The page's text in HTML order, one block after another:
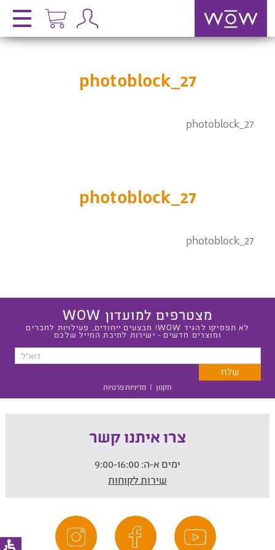
photoblock_27
photoblock_27
photoblock_27
photoblock_27
מצטרפים למועדון WOW
לא תפסיקו להגיד WOW! מבצעים ייחודים, פעילויות לחברים
ומוצרים חדשים - ישירות לתיבת המייל שלכם
תקנון | מדיניות פרטיות
צרו איתנו קשר
ימים א-ה:
שירות לקוחות